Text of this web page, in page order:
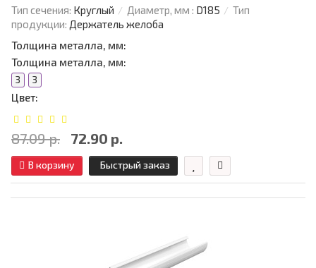
Тип сечения: Круглый Диаметр, мм : D185
Тип
продукции: Держатель желоба
Толщина металла, мм:
Толщина металла, мм:
3 3
Цвет:
87.09 р. 72.90 р.
В корзину Быстрый заказ